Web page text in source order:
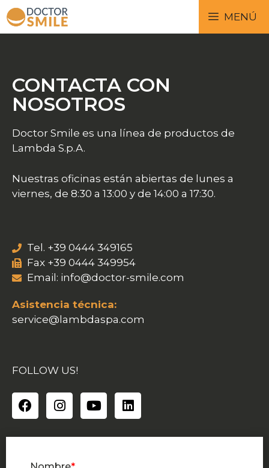
MENÚ
CONTACTA CON
NOSOTROS
Doctor Smile es una línea de productos de
Lambda S.p.A.
Nuestras oficinas están abiertas de lunes a
viernes, de 8:30 a 13:00 y de 14:00 a 17:30.
Tel. +39 0444 349165
Fax +39 0444 349954
Email: info@doctor-smile.com
Asistencia técnica:
service@lambdaspa.com
FOLLOW US!